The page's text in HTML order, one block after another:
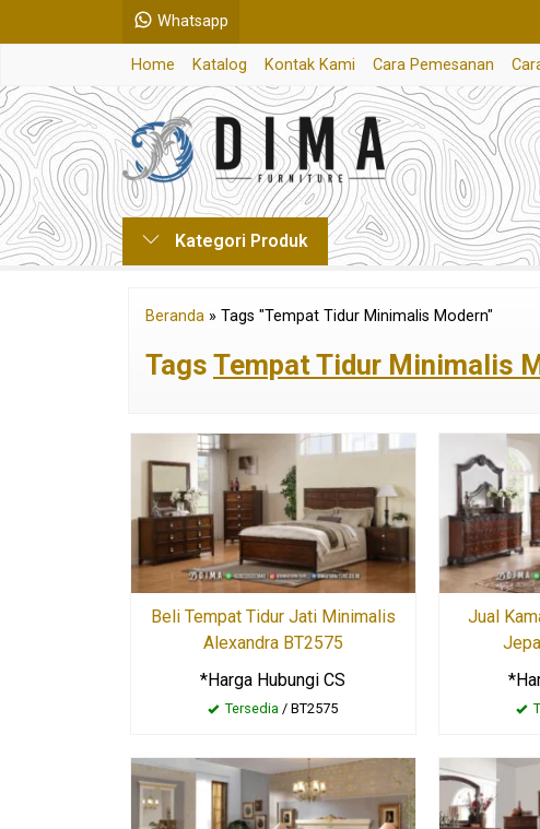
Whatsapp
Home Katalog Kontak Kami Cara Pemesanan
Kategori Produk
Beranda » Tags "Tempat Tidur Minimalis Modern"
Tags Tempat Tidur Minimalis
Beli Tempat Tidur Jati Minimalis
Alexandra BT2575
*Harga Hubungi CS
Tersedia / BT2575
Jual